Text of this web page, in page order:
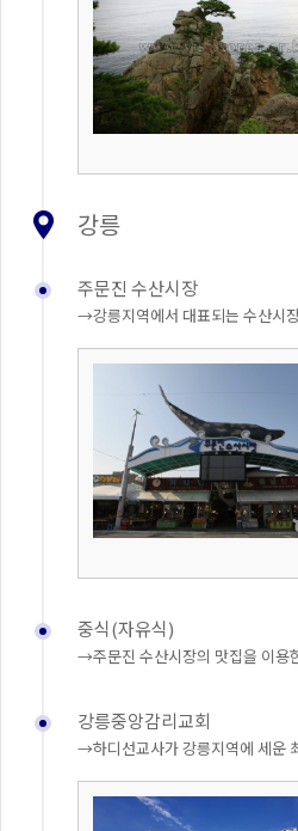
강릉
주문진 수산시장
→강릉지역에서 대표되는 수산시
중식(자유식)
→주문진 수산시장의 맛집을 이용
강릉중앙감리교회
→하디선교사가 강릉지역에 세운